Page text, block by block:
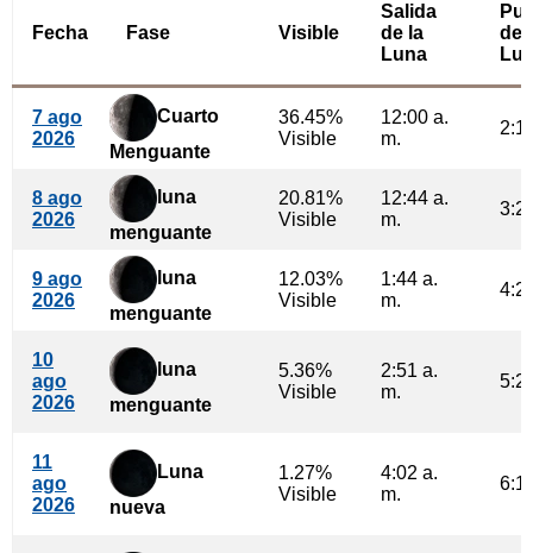
Fecha Fase Visible
Salida
de la
Luna
de
7 ago
2026
Cuarto
Menguante
36.45%
Visible
12:00 a.
m.
8 ago
2026
luna
menguante
20.81%
Visible
12:44 a.
m.
9 ago
2026
luna
menguante
12.03%
Visible
1:44 a.
m.
10
ago
2026
luna
menguante
5.36%
Visible
2:51 a.
m.
11
ago
2026
Luna
nueva
1.27%
Visible
4:02 a.
m.